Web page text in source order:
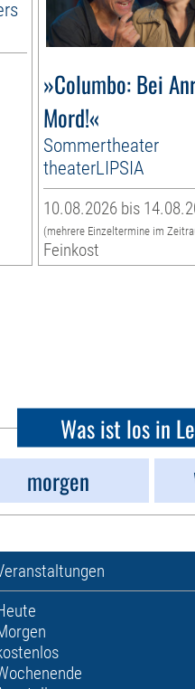
»Columbo: Bei
Mord!«
Sommertheater
theaterLIPSIA
10.08.2026 bis
(mehrere Einzeltermine im
Feinkost
Was ist los in
morgen